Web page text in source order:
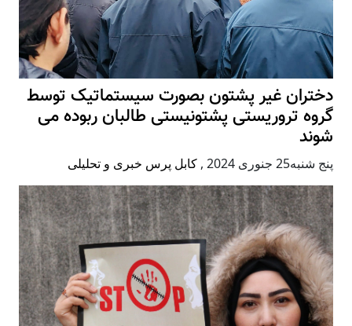
دختران غیر پشتون بصورت سیستماتیک توسط
گروه تروریستی پشتونیستی طالبان ربوده می
شوند
پنج شنبه25 جنوری 2024 , کابل پرس خبری و تحلیلی